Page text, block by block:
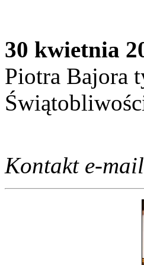
30 kwietnia
Piotra Bajora
Kontakt e-